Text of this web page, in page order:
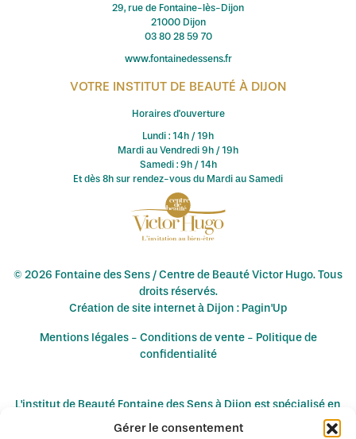
Gérer le consentement
29, rue de Fontaine-lès-Dijon
21000 Dijon
03 80 28 59 70
www.fontainedessens.fr
VOTRE INSTITUT DE BEAUTÉ À DIJON
Horaires d'ouverture
Lundi : 14h / 19h
Mardi au Vendredi 9h / 19h
Samedi : 9h / 14h
Et dès 8h sur rendez-vous du Mardi au Samedi
© 2026 Fontaine des Sens / Centre de Beauté Victor Hugo. Tous
droits réservés.
Création de site internet à Dijon : Pagin'Up
Mentions légales- Conditions de vente- Politique de
confidentialité
L'institut de Beauté Fontaine des Sens à Dijon est spécialisé en
épilation définitive au laser diode notamment à :